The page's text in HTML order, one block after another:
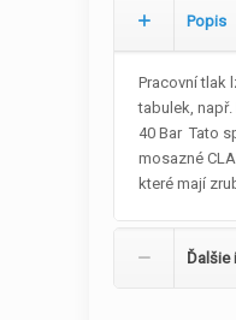
Popis
Pracovní tlak
tabulek, např.
40 Bar Tato
mosazné
které mají
Ďalšie